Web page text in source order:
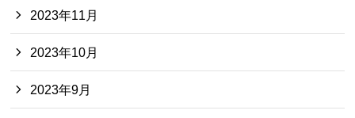
2023年11月
2023年10月
2023年9月